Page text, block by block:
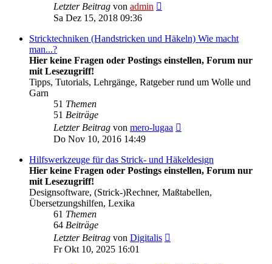
Letzter Beitrag von admin
Sa Dez 15, 2018 09:36
Stricktechniken (Handstricken und Häkeln) Wie macht
man...?
Hier keine Fragen oder Postings einstellen, Forum nur
mit Lesezugriff!
Tipps, Tutorials, Lehrgänge, Ratgeber rund um Wolle und
Garn
51 Themen
51 Beiträge
Letzter Beitrag von mero-lugaa
Do Nov 10, 2016 14:49
Hilfswerkzeuge für das Strick- und Häkeldesign
Hier keine Fragen oder Postings einstellen, Forum nur
mit Lesezugriff!
Designsoftware, (Strick-)Rechner, Maßtabellen,
Übersetzungshilfen, Lexika
61 Themen
64 Beiträge
Letzter Beitrag von Digitalis
Fr Okt 10, 2025 16:01